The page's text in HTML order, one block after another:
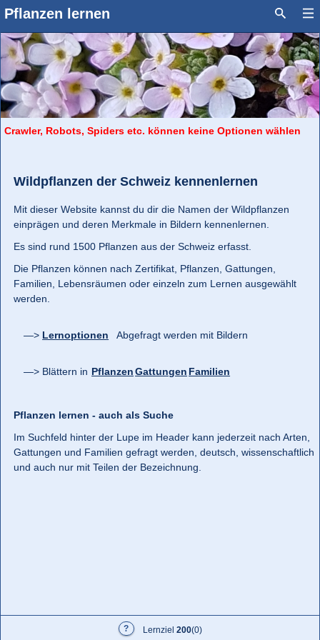
Pflanzen lernen
Crawler, Robots, Spiders etc. können keine Optionen wählen
Wildpflanzen der Schweiz kennenlernen
Mit dieser Website kannst du dir die Namen der Wildpflanzen
einprägen und deren Merkmale in Bildern kennenlernen.
Es sind rund 1500 Pflanzen aus der Schweiz erfasst.
Die Pflanzen können nach Zertifikat, Pflanzen, Gattungen,
Familien, Lebensräumen oder einzeln zum Lernen ausgewählt
werden.
Lernoptionen Abgefragt werden mit Bildern
Blättern in PflanzenGattungen Familien
Pflanzen lernen - auch als Suche
Im Suchfeld hinter der Lupe im Header kann jederzeit nach Arten,
Gattungen und Familien gefragt werden, deutsch, wissenschaftlich
und auch nur mit Teilen der Bezeichnung.
? Lernziel 200(0)